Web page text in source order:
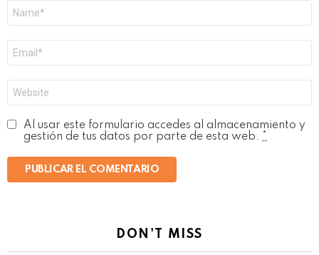
electrónico
*
Al usar este formulario accedes al almacenamiento y
gestión de tus datos por parte de esta web.
DON'T MISS